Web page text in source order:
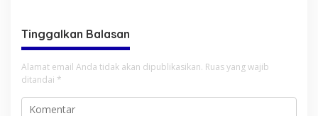
Tinggalkan Balasan
Alamat email Anda tidak akan dipublikasikan. Ruas yang wajib
ditandai *